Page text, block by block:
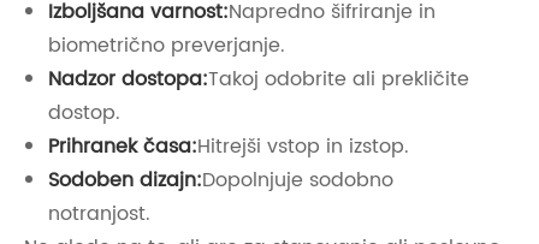
Izboljšana varnost:Napredno šifriranje in
biometrično preverjanje.
Nadzor dostopa:Takoj odobrite ali prekličite
dostop.
Prihranek časa:Hitrejši vstop in izstop.
Sodoben dizajn:Dopolnjuje sodobno
notranjost.